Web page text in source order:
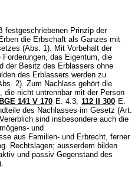
festgeschriebenen Prinzip der
die Erbschaft als Ganzes mit
(Abs. 1). Mit Vorbehalt der
das Eigentum, die
der Besitz des Erblassers ohne
des Erblassers werden zu
2). Zum Nachlass gehört die
nicht untrennbar mit der Person
BGE 141 V 170 E. 4.3; 112 II 300 E.
des Nachlasses im Gesetz (Art.
sind insbesondere auch die
und
aus Familien- und Erbrecht, ferner
Rechtslagen; ausserdem bilden
und passiv Gegenstand des